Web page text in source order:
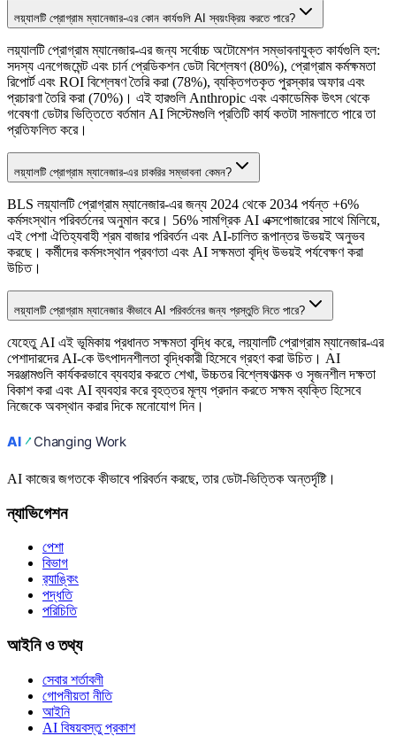
লয়্যালটি প্রোগ্রাম ম্যানেজার-এর কোন কার্যগুলি AI স্বয়ংক্রিয় করতে পারে?
লয়্যালটি প্রোগ্রাম ম্যানেজার-এর জন্য সর্বোচ্চ অটোমেশন সম্ভাবনাযুক্ত কার্যগুলি হল:
সদস্য এনগেজমেন্ট এবং চার্ন প্রেডিকশন ডেটা বিশ্লেষণ (80%), প্রোগ্রাম কর্মক্ষমতা
রিপোর্ট এবং ROI বিশ্লেষণ তৈরি করা (78%), ব্যক্তিগতকৃত পুরস্কার অফার এবং
প্রচারণা তৈরি করা (70%)। এই হারগুলি Anthropic এবং একাডেমিক উৎস থেকে
গবেষণা ডেটার ভিত্তিতে বর্তমান AI সিস্টেমগুলি প্রতিটি কার্য কতটা সামলাতে পারে তা
প্রতিফলিত করে।
লয়্যালটি প্রোগ্রাম ম্যানেজার-এর চাকরির সম্ভাবনা কেমন?
BLS লয়্যালটি প্রোগ্রাম ম্যানেজার-এর জন্য 2024 থেকে 2034 পর্যন্ত +6%
কর্মসংস্থান পরিবর্তনের অনুমান করে। 56% সামগ্রিক AI এক্সপোজারের সাথে মিলিয়ে,
এই পেশা ঐতিহ্যবাহী শ্রম বাজার পরিবর্তন এবং AI-চালিত রূপান্তর উভয়ই অনুভব
করছে। কর্মীদের কর্মসংস্থান প্রবণতা এবং AI সক্ষমতা বৃদ্ধি উভয়ই পর্যবেক্ষণ করা
উচিত।
লয়্যালটি প্রোগ্রাম ম্যানেজার কীভাবে AI পরিবর্তনের জন্য প্রস্তুতি নিতে পারে?
যেহেতু AI এই ভূমিকায় প্রধানত সক্ষমতা বৃদ্ধি করে, লয়্যালটি প্রোগ্রাম ম্যানেজার-এর
পেশাদারদের AI-কে উৎপাদনশীলতা বৃদ্ধিকারী হিসেবে গ্রহণ করা উচিত। AI
সরঞ্জামগুলি কার্যকরভাবে ব্যবহার করতে শেখা, উচ্চতর বিশ্লেষণাত্মক ও সৃজনশীল দক্ষতা
বিকাশ করা এবং AI ব্যবহার করে বৃহত্তর মূল্য প্রদান করতে সক্ষম ব্যক্তি হিসেবে
নিজেকে অবস্থান করার দিকে মনোযোগ দিন।
AI কাজের জগতকে কীভাবে পরিবর্তন করছে, তার ডেটা-ভিত্তিক অন্তর্দৃষ্টি।
ন্যাভিগেশন
পেশা
বিভাগ
র‍্যাঙ্কিং
পদ্ধতি
পরিচিতি
আইনি ও তথ্য
সেবার শর্তাবলী
গোপনীয়তা নীতি
আইনি
AI বিষয়বস্তু প্রকাশ